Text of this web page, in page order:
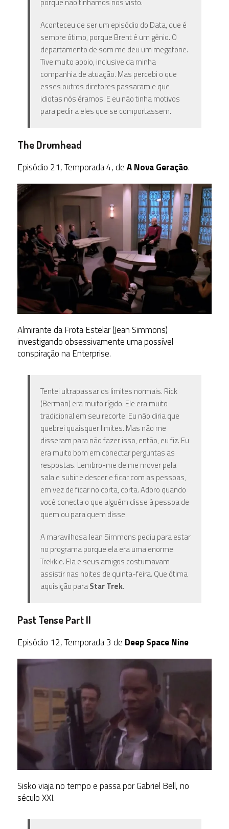
Aconteceu de ser um episódio do Data, que é
sempre ótimo, porque Brent é um gênio. O
departamento de som me deu um megafone.
Tive muito apoio, inclusive da minha
companhia de atuação. Mas percebi o que
esses outros diretores passaram e que
idiotas nós éramos. E eu não tinha motivos
para pedir a eles que se comportassem.
The Drumhead
Episódio 21, Temporada 4, deA Nova Geração.
Almirante da Frota Estelar (Jean Simmons)
investigando obsessivamente uma possível
conspiração na Enterprise.
Tentei ultrapassar os limites normais. Rick
(Berman) era muito rígido. Ele era muito
tradicional em seu recorte. Eu não diria que
quebrei quaisquer limites. Mas não me
disseram para não fazer isso, então, eu fiz. Eu
era muito bom em conectar perguntas as
respostas. Lembro-me de me mover pela
sala e subir e descer e ficar com as pessoas,
em vez de ficar no corta, corta. Adoro quando
você conecta o que alguém disse à pessoa de
quem ou para quem disse.
A maravilhosa Jean Simmons pediu para estar
no programa porque ela era uma enorme
Trekkie. Ela e seus amigos costumavam
assistir nas noites de quinta-feira. Que ótima
aquisição paraStar Trek.
Past Tense Part II
Episódio 12, Temporada 3 de Deep Space Nine
Sisko viaja no tempo e passa por Gabriel Bell, no
século XXI.